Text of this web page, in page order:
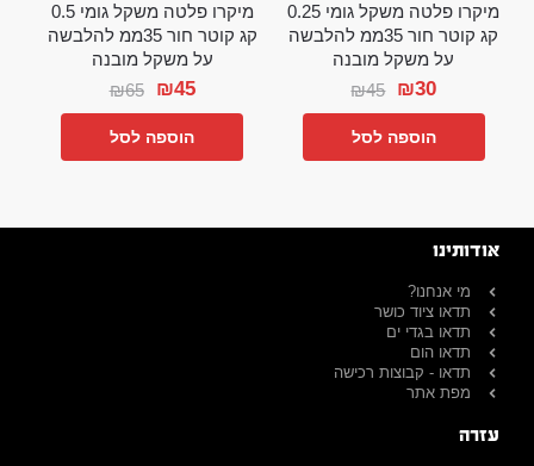
מיקרו פלטה משקל גומי 0.25
קג קוטר חור 35ממ להלבשה
על משקל מובנה
₪45 ₪30
הוספה לסל
מיקרו פלטה משקל גומי 0.5
קג קוטר חור 35ממ להלבשה
על משקל מובנה
₪65 ₪45
הוספה לסל
אודותינו
מי אנחנו?
תדאו ציוד כושר
תדאו בגדי ים
תדאו הום
תדאו - קבוצות רכישה
מפת אתר
עזרה